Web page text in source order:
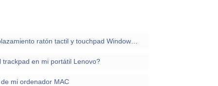
en mi portátil Lenovo?
mi ordenador MAC